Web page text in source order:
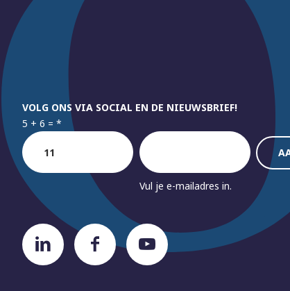
VOLG ONS VIA SOCIAL EN DE NIEUWSBRIEF!
5 + 6 = *
Vul je e-mailadres in.